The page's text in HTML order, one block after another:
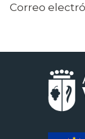
Correo